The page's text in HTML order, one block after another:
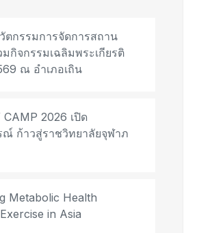
ตกรรมการจัดการสถาน
กิจกรรมเฉลิมพระเกียรติ
ณ อำเภอเถิน
CAMP 2026 เปิด
ณ์ ก้าวสู่ราชวิทยาลัยจุฬาภ
Metabolic Health
in Asia